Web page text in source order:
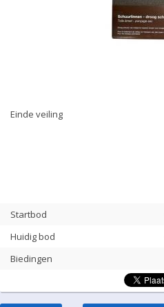
Einde veiling
Startbod
Huidig bod
Biedingen